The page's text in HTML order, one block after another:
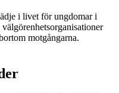
i livet för ungdomar i
motgångarna.